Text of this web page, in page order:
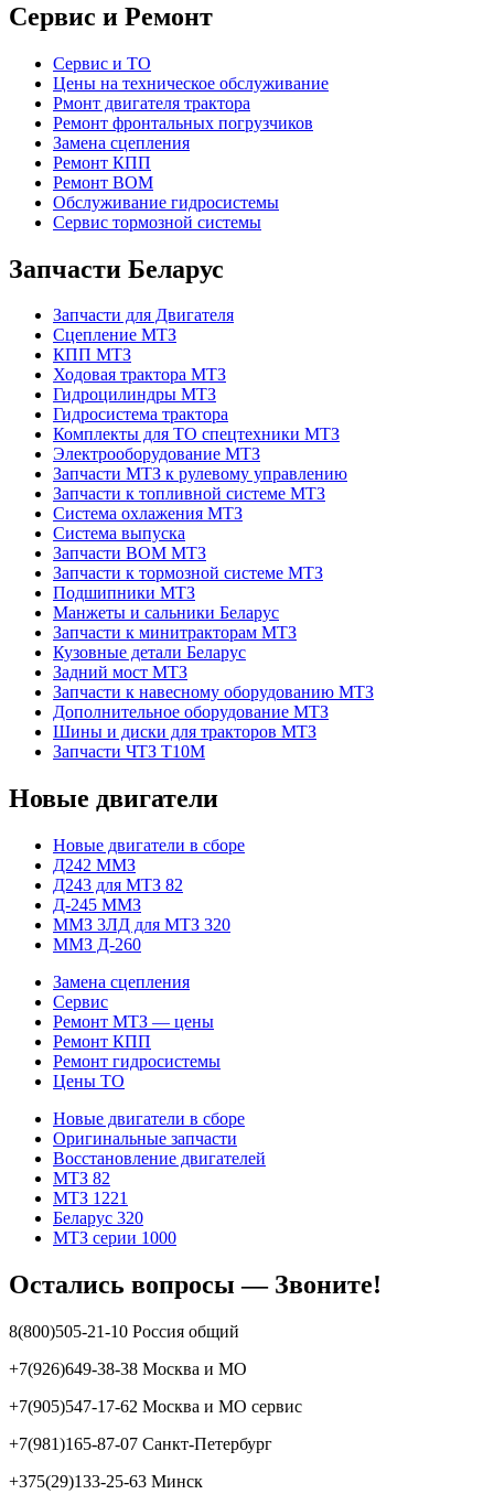
Сервис и Ремонт
Сервис и ТО
Цены на техническое обслуживание
Рмонт двигателя трактора
Ремонт фронтальных погрузчиков
Замена сцепления
Ремонт КПП
Ремонт ВОМ
Обслуживание гидросистемы
Сервис тормозной системы
Запчасти Беларус
Запчасти для Двигателя
Сцепление МТЗ
КПП МТЗ
Ходовая трактора МТЗ
Гидроцилиндры МТЗ
Гидросистема трактора
Комплекты для ТО спецтехники МТЗ
Электрооборудование МТЗ
Запчасти МТЗ к рулевому управлению
Запчасти к топливной системе МТЗ
Система охлажения МТЗ
Система выпуска
Запчасти ВОМ МТЗ
Запчасти к тормозной системе МТЗ
Подшипники МТЗ
Манжеты и сальники Беларус
Запчасти к минитракторам МТЗ
Кузовные детали Беларус
Задний мост МТЗ
Запчасти к навесному оборудованию МТЗ
Дополнительное оборудование МТЗ
Шины и диски для тракторов МТЗ
Запчасти ЧТЗ Т10М
Новые двигатели
Новые двигатели в сборе
Д242 ММЗ
Д243 для МТЗ 82
Д-245 ММЗ
ММЗ 3ЛД для МТЗ 320
ММЗ Д-260
Замена сцепления
Сервис
Ремонт МТЗ — цены
Ремонт КПП
Ремонт гидросистемы
Цены ТО
Новые двигатели в сборе
Оригинальные запчасти
Восстановление двигателей
МТЗ 82
МТЗ 1221
Беларус 320
МТЗ серии 1000
Остались вопросы — Звоните!
8(800)505-21-10 Россия общий
+7(926)649-38-38 Москва и МО
+7(905)547-17-62 Москва и МО сервис
+7(981)165-87-07 Санкт-Петербург
+375(29)133-25-63 Минск